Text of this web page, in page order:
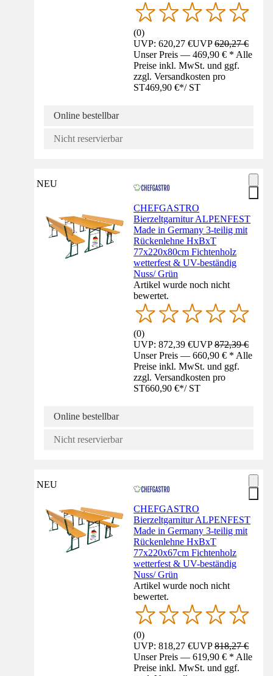
(0)
UVP: 620,27 €UVP620,27 €
Unser Preis — 469,90 € * Alle
Preise inkl. MwSt. und ggf.
zzgl. Versandkosten pro
ST469,90 €*/ ST
Online bestellbar
Nicht reservierbar
NEU
CHEFGASTRO
Bierzeltgarnitur ALPENFEST
Made in Germany 3-teilig mit
Rückenlehne HxBxT
77x220x80cm Fichtenholz
wetterfest & UV-beständig
Nuss/ Grün
Artikel wurde noch nicht
bewertet.
(0)
UVP: 872,39 €UVP872,39 €
Unser Preis — 660,90 € * Alle
Preise inkl. MwSt. und ggf.
zzgl. Versandkosten pro
ST660,90 €*/ ST
Online bestellbar
Nicht reservierbar
NEU
CHEFGASTRO
Bierzeltgarnitur ALPENFEST
Made in Germany 3-teilig mit
Rückenlehne HxBxT
77x220x67cm Fichtenholz
wetterfest & UV-beständig
Nuss/ Grün
Artikel wurde noch nicht
bewertet.
(0)
UVP: 818,27 €UVP818,27 €
Unser Preis — 619,90 € * Alle
Preise inkl. MwSt. und ggf.